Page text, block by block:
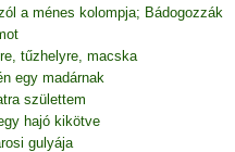
a ménes kolompja; Bádogozzák
tűzhelyre, macska
egy madárnak
születtem
hajó kikötve
gulyája